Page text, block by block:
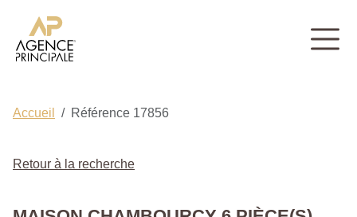
Accueil Référence 17856
Retour à la recherche